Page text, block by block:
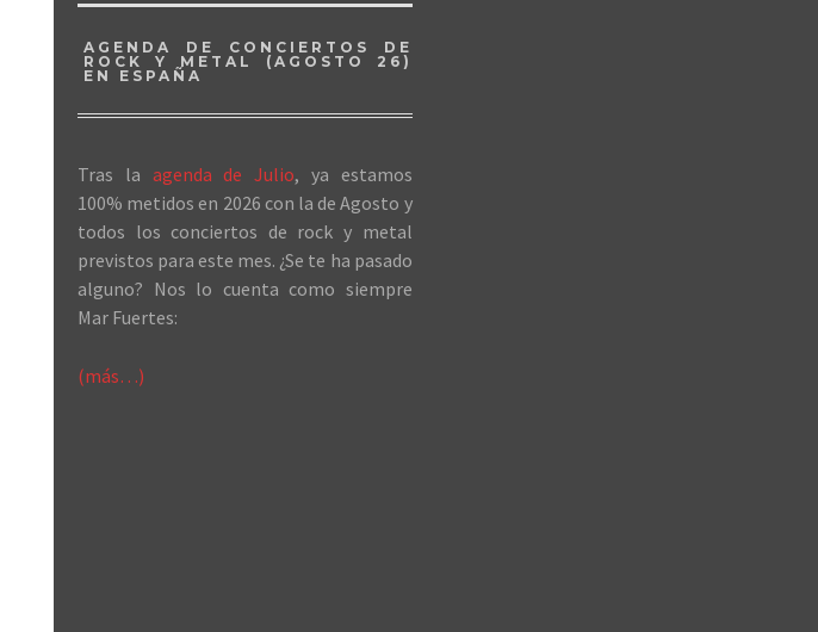
AGENDA DE CONCIERTOS DE
ROCK Y METAL (AGOSTO 26)
EN ESPAÑA
Tras la agenda de Julio, ya estamos
100% metidos en 2026 con la de Agosto y
todos los conciertos de rock y metal
previstos para este mes. ¿Se te ha pasado
alguno? Nos lo cuenta como siempre
Mar Fuertes:
(más…)